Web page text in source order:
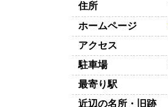
住所
ホームページ
アクセス
駐車場
最寄り駅
近辺の名所・旧跡